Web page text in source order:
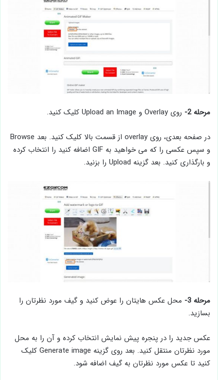
مرحله 2- روی Overlay و Upload an Image کلیک کنید.
در صفحه بعدی، روی overlay از قسمت بالا کلیک کنید. بعد Browse
و سپس عکسی را که می خواهید به GIF اضافه کنید را انتخاب کرده
و بارگذاری کنید. بعد گزینه Upload را بزنید.
مرحله 3-
محل عکس هایتان را عوض کنید و گیف مورد نظرتان را
بسازید.
عکس جدید را در پنجره پیش نمایش انتخاب کرده و آن را به محل
مورد نظرتان منتقل کنید. بعد روی گزینه Generate image کلیک
کنید تا عکس مورد نظرتان به گیف اضافه شود.